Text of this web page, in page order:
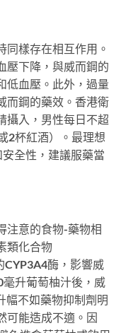
同樣存在相互作用。
壓下降，與威而鋼的
低血壓。此外，過量
而鋼的藥效。香港衛
攝入，男性每日不超
2杯紅酒）。最理想
全性，建議服藥當
注意的食物-藥物相
類化合物
CYP3A4酶，影響威
升葡萄柚汁後，威
幅不如藥物抑制劑明
可能造成不適。因